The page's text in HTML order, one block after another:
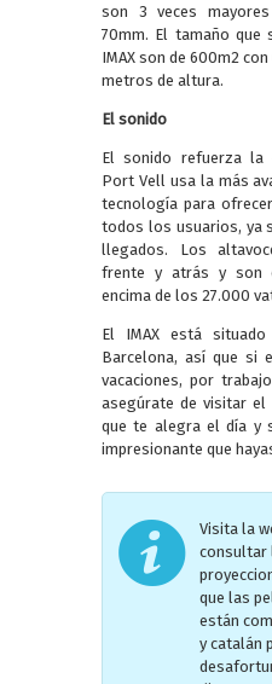
son 3 veces
70mm. El tamaño que
IMAX son de 600m2
metros de altura.
El sonido
El sonido refuerza la
Port Vell usa la más
tecnología para
todos los usuarios, ya
llegados. Los
frente y atrás y son
encima de los 27.000
El IMAX está
Barcelona, así que si
vacaciones, por
asegúrate de visitar el
que te alegra el día y
impresionante que
Visita la
consultar
que las
están
y catalán